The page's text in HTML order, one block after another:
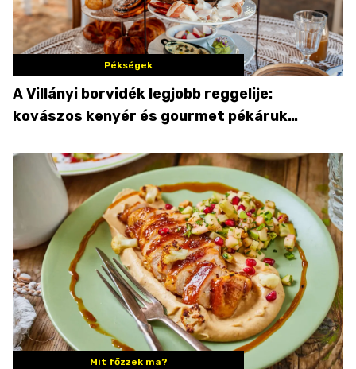
Pékségek
A Villányi borvidék legjobb reggelije:
kovászos kenyér és gourmet pékáruk
Mit főzzek ma?